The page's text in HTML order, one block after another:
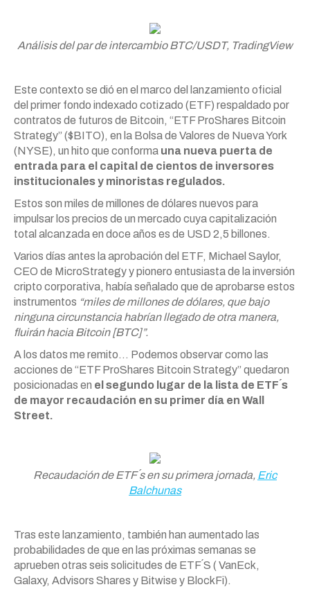
Análisis del par de intercambio BTC/USDT, TradingView
Este contexto se dió en el marco del lanzamiento oficial
del primer fondo indexado cotizado (ETF) respaldado por
contratos de futuros de Bitcoin, “ETF ProShares Bitcoin
Strategy” ($BITO), en la Bolsa de Valores de Nueva York
(NYSE), un hito que conforma una nueva puerta de
entrada para el capital de cientos de inversores
institucionales y minoristas regulados.
Estos son miles de millones de dólares nuevos para
impulsar los precios de un mercado cuya capitalización
total alcanzada en doce años es de USD 2,5 billones.
Varios días antes la aprobación del ETF, Michael Saylor,
CEO de MicroStrategy y pionero entusiasta de la inversión
cripto corporativa, había señalado que de aprobarse estos
instrumentos “miles de millones de dólares, que bajo
ninguna circunstancia habrían llegado de otra manera,
fluirán hacia Bitcoin [BTC]”.
A los datos me remito… Podemos observar como las
acciones de “ETF ProShares Bitcoin Strategy” quedaron
posicionadas en el segundo lugar de la lista de ETF ́s
de mayor recaudación en su primer día en Wall
Street.
Recaudación de ETF´s en su primera jornada, Eric
Balchunas
Tras este lanzamiento, también han aumentado las
probabilidades de que en las próximas semanas se
aprueben otras seis solicitudes de ETF´S ( VanEck,
Galaxy, Advisors Shares y Bitwise y BlockFi).